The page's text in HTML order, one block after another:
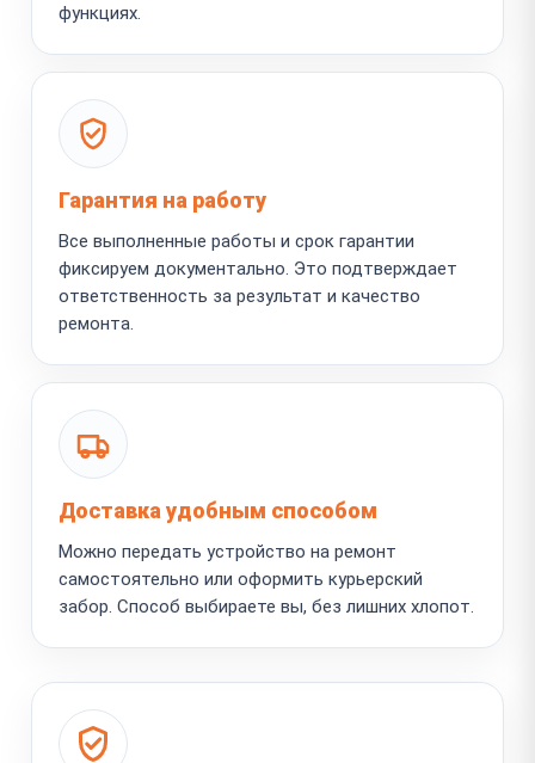
функциях.
Гарантия на работу
Все выполненные работы и срок гарантии
фиксируем документально. Это подтверждает
ответственность за результат и качество
ремонта.
Доставка удобным способом
Можно передать устройство на ремонт
самостоятельно или оформить курьерский
забор. Способ выбираете вы, без лишних хлопот.